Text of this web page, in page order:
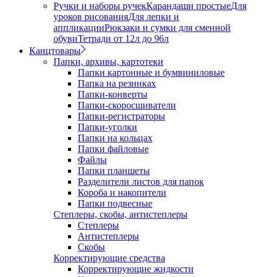
Ручки и наборы ручекКарандаши простыеДля
уроков рисованияДля лепки и
аппликацииРюкзаки и сумки для сменной
обувиТетради от 12л до 96л
Канцтовары
Папки, архивы, картотеки
Папки картонные и бумвиниловые
Папка на резинках
Папки-конверты
Папки-скоросшиватели
Папки-регистраторы
Папки-уголки
Папки на кольцах
Папки файловые
Файлы
Папки планшеты
Разделители листов для папок
Короба и накопители
Папки подвесные
Степлеры, скобы, антистеплеры
Степлеры
Антистеплеры
Скобы
Корректирующие средства
Корректирующие жидкости